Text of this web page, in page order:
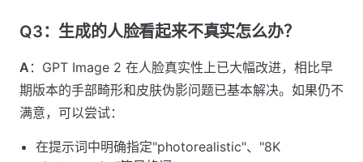
Q3：生成的人脸看起来不真实怎么办？
A ：GPT Image 2 在人脸真实性上已大幅改进，相比早
期版本的手部畸形和皮肤伪影问题已基本解决。如果仍不
满意，可以尝试：
在提示词中明确指定"photorealistic"、"8K